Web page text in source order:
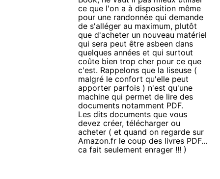
ce que l'on a à disposition même
pour une randonnée qui demande
de s'alléger au maximum, plutôt
que d'acheter un nouveau matériel
qui sera peut être asbeen dans
quelques années et qui surtout
coûte bien trop cher pour ce que
c'est. Rappelons que la liseuse (
malgré le confort qu'elle peut
apporter parfois ) n'est qu'une
machine qui permet de lire des
documents notamment PDF.
Les dits documents que vous
devez créer, télécharger ou
acheter ( et quand on regarde sur
Amazon.fr le coup des livres PDF...
ca fait seulement enrager !!! )